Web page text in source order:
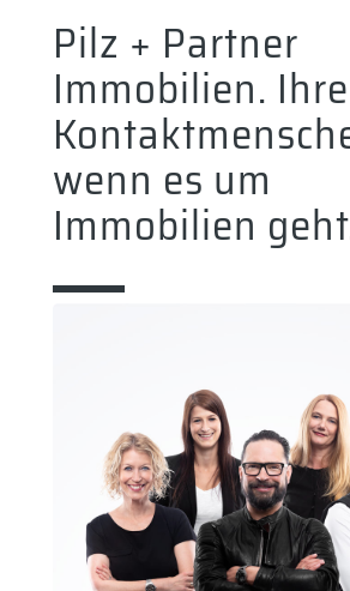
Pilz + Partner
Immobilien. Ihre
wenn es um
Immobilien